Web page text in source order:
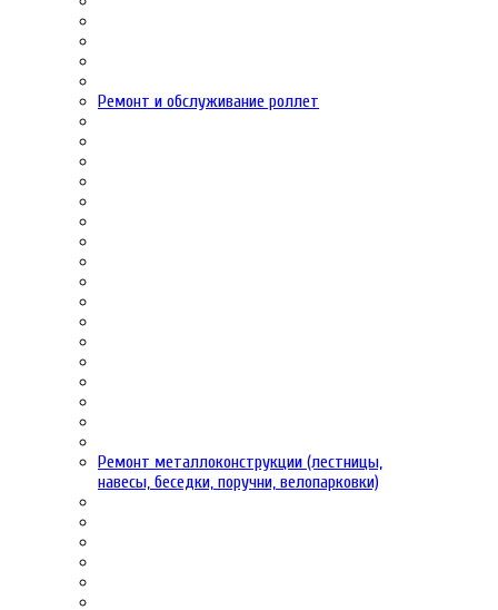
Ремонт и обслуживание роллет
Ремонт металлоконструкции (лестницы,
навесы, беседки, поручни, велопарковки)